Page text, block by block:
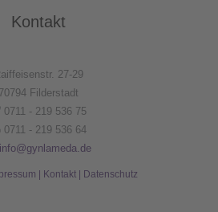
Kontakt
27-29
70794 Filderstadt
0711 - 219 536 75
0711 - 219 536 64
info@gynlameda.de
Kontakt| Datenschutz